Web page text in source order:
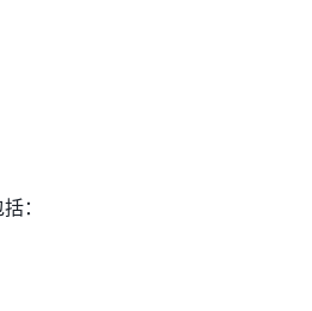
：